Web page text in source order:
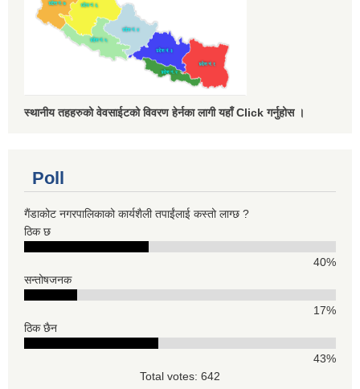
स्थानीय तहहरुको वेवसाईटको विवरण हेर्नका लागी यहाँ Click गर्नुहोस ।
Poll
गैंडाकोट नगरपालिकाको कार्यशैली तपाईंलाई कस्तो लाग्छ ?
ठिक छ
40%
सन्तोषजनक
17%
ठिक छैन
43%
Total votes: 642